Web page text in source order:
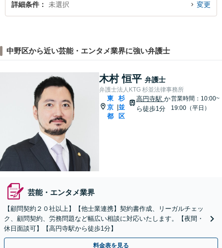
詳細条件 未選択 変更
中野区から近い芸能・エンタメ業界に強い弁護士
木村 恒平 弁護士
弁護士法人KTG 杉並法律事務所
東
京
都
杉
並
区
高円寺駅 か
ら徒歩1分
営業時間：10:00~
19:00（平日）
芸能・エンタメ業界
【顧問契約２０社以上】【他士業連携】契約書作成、リーガルチェッ
ク、顧問契約、労務問題など幅広い相談に対応いたします。【夜間・
休日面談可】【高円寺駅から徒歩1分】
料金表を見る